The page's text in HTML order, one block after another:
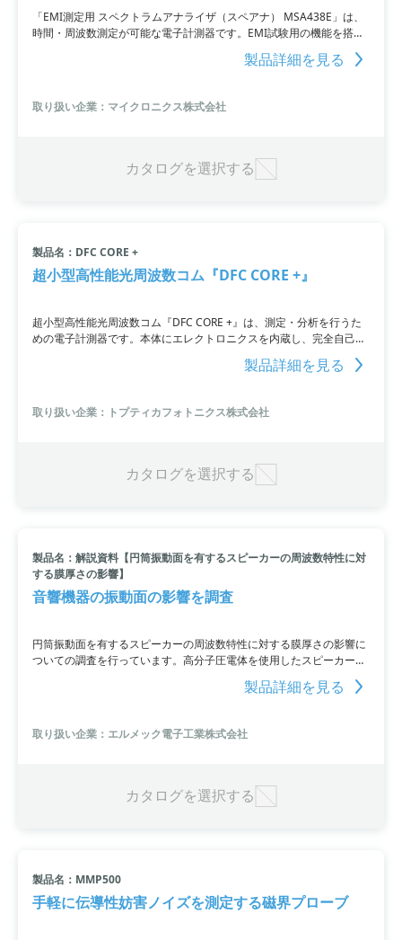
「EMI測定用 スペクトラムアナライザ（スペアナ） MSA438E」は、
時間・周波数測定が可能な電子計測器です。EMI試験用の機能を搭載
しており、低価格ながら多機能なスペクトラムアナライザです。
製品詳細を見る
取り扱い企業：マイクロニクス株式会社
カタログを選択する
製品名：DFC CORE +
超小型高性能光周波数コム『DFC CORE +』
超小型高性能光周波数コム『DFC CORE +』は、測定・分析を行うた
めの電子計測器です。本体にエレクトロニクスを内蔵し、完全自己参
照型の周波数コムを提供します。19インチラックにも対応しており、
使いやすさも追求。コム発振間隔は80 MHzまたは200 MHzで、安定
秒以上の場合1 x 10^-18で、積算位相ノイズはfCEOが70 mHzから20
MHzまで65 mrad以下。線幅は光リファレンスロック時には1 Hz以下
製品詳細を見る
取り扱い企業：トプティカフォトニクス株式会社
カタログを選択する
製品名：解説資料【円筒振動面を有するスピーカーの周波数特性に対
する膜厚さの影響】
音響機器の振動面の影響を調査
円筒振動面を有するスピーカーの周波数特性に対する膜厚さの影響に
ついての調査を行っています。高分子圧電体を使用したスピーカーの
特性におけるピークやディップ、トランスの影響などの測定結果を図
製品詳細を見る
取り扱い企業：エルメック電子工業株式会社
カタログを選択する
製品名：MMP500
手軽に伝導性妨害ノイズを測定する磁界プローブ